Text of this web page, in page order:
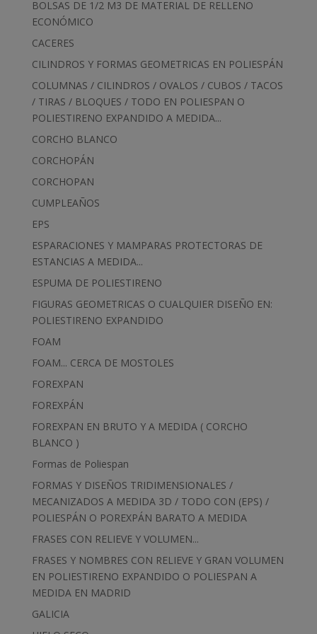
BOLSAS DE 1/2 M3 DE MATERIAL DE RELLENO
ECONÓMICO
CACERES
CILINDROS Y FORMAS GEOMETRICAS EN POLIESPÁN
COLUMNAS / CILINDROS / OVALOS / CUBOS / TACOS
/ TIRAS / BLOQUES / TODO EN POLIESPAN O
POLIESTIRENO EXPANDIDO A MEDIDA...
CORCHO BLANCO
CORCHOPÁN
CORCHOPAN
CUMPLEAÑOS
EPS
ESPARACIONES Y MAMPARAS PROTECTORAS DE
ESTANCIAS A MEDIDA...
ESPUMA DE POLIESTIRENO
FIGURAS GEOMETRICAS O CUALQUIER DISEÑO EN:
POLIESTIRENO EXPANDIDO
FOAM
FOAM... CERCA DE MOSTOLES
FOREXPAN
FOREXPÁN
FOREXPAN EN BRUTO Y A MEDIDA ( CORCHO
BLANCO )
Formas de Poliespan
FORMAS Y DISEÑOS TRIDIMENSIONALES /
MECANIZADOS A MEDIDA 3D / TODO CON (EPS) /
POLIESPÁN O POREXPÁN BARATO A MEDIDA
FRASES CON RELIEVE Y VOLUMEN...
FRASES Y NOMBRES CON RELIEVE Y GRAN VOLUMEN
EN POLIESTIRENO EXPANDIDO O POLIESPAN A
MEDIDA EN MADRID
GALICIA